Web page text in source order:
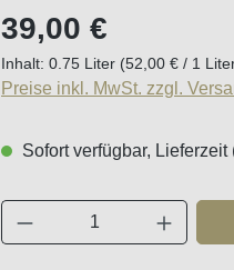
Regulärer Preis:
39,00 €
Inhalt: 0.75 Liter (52,00 € / 1
Preise inkl. MwSt. zzgl.
Sofort verfügbar, Lieferzeit
Produkt Anzahl: